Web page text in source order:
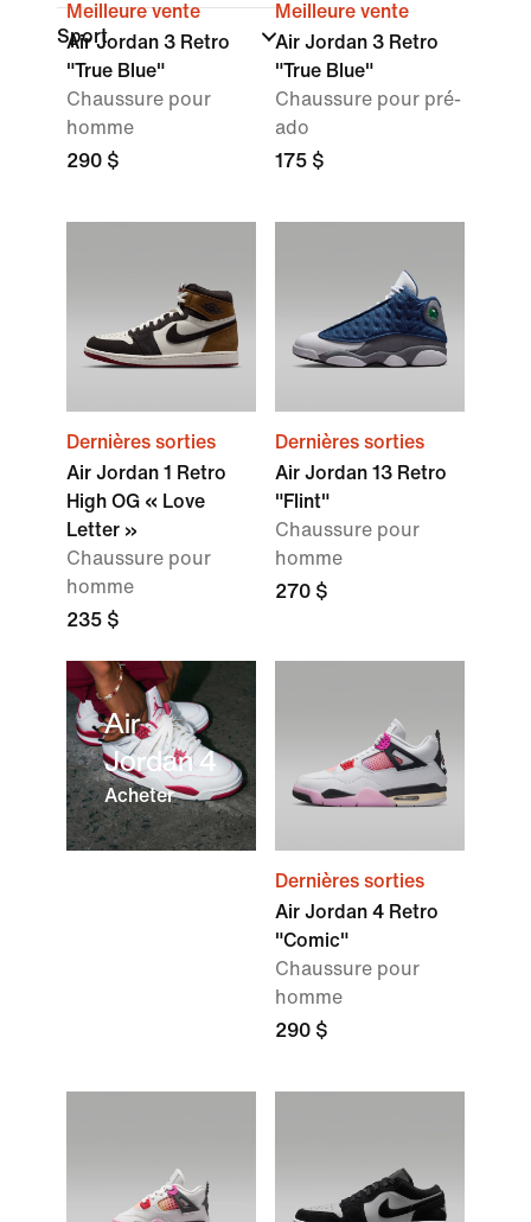
Sport
Meilleure vente
Air Jordan 3 Retro
"True Blue"
Chaussure pour
homme
290 $
Meilleure vente
Air Jordan 3 Retro
"True Blue"
Chaussure pour pré-
ado
175 $
Dernières sorties
Air Jordan 1 Retro
High OG « Love
Letter »
Chaussure pour
homme
235 $
Dernières sorties
Air Jordan 13 Retro
"Flint"
Chaussure pour
homme
270 $
Air
Jordan 4
Acheter
Dernières sorties
Air Jordan 4 Retro
"Comic"
Chaussure pour
homme
290 $